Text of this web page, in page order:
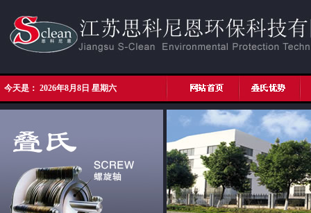
今天是： 2026年8月8日 星期六